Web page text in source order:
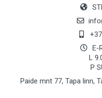
E-
L
P
Paide mnt 77, Tapa linn,